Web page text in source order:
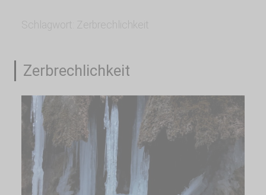
Schlagwort: Zerbrechlichkeit
Zerbrechlichkeit